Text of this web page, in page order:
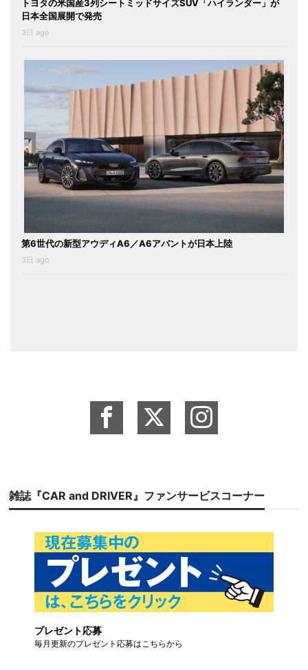
トヨタの米国産3列シートミッドサイズSUV「ハイランダー」が
日本全国展開で発売
3日 ago
第6世代の新型アウディA6／A6アバントが日本上陸
3日 ago
雑誌『CAR and DRIVER』ファンサービスコーナー
プレゼント応募
毎月更新のプレゼント応募はこちらから